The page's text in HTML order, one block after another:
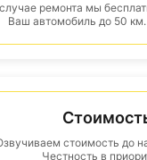
ремонта мы
Ваш автомобиль до 50
стоимость до
Честность в